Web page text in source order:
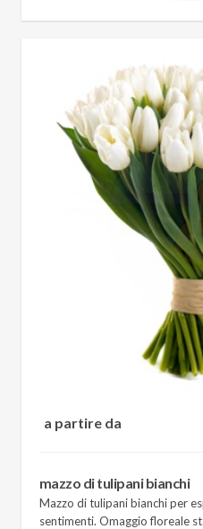
a partire da
mazzo di tulipani bianchi
Mazzo di tulipani bianchi per
sentimenti. Omaggio floreale